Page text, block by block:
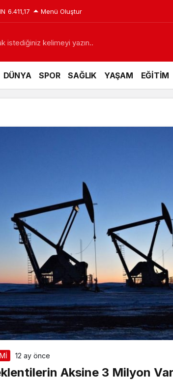
6.411,17 Menü Oluştur
istediğiniz kelimeyi yazın..
DÜNYA SPOR SAĞLIK YAŞAM EĞİTİM
12 ay önce
Aksine 3 Milyon
için tarihi fırsat pencereleri açılıyor